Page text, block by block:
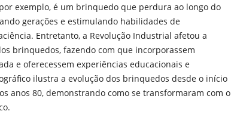
exemplo, é um brinquedo que perdura ao longo do
gerações e estimulando habilidades de
Entretanto, a Revolução Industrial afetou a
brinquedos, fazendo com que incorporassem
e oferecessem experiências educacionais e
ilustra a evolução dos brinquedos desde o início
anos 80, demonstrando como se transformaram com o